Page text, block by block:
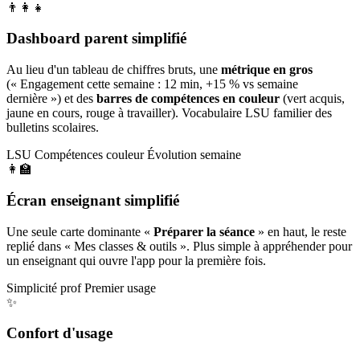
👨‍👩‍👧
Dashboard parent simplifié
Au lieu d'un tableau de chiffres bruts, une métrique en gros
(« Engagement cette semaine : 12 min, +15 % vs semaine
dernière ») et des barres de compétences en couleur (vert acquis,
jaune en cours, rouge à travailler). Vocabulaire LSU familier des
bulletins scolaires.
LSU Compétences couleur Évolution semaine
👩‍🏫
Écran enseignant simplifié
Une seule carte dominante « Préparer la séance » en haut, le reste
replié dans « Mes classes & outils ». Plus simple à appréhender pour
un enseignant qui ouvre l'app pour la première fois.
Simplicité prof Premier usage
✨
Confort d'usage